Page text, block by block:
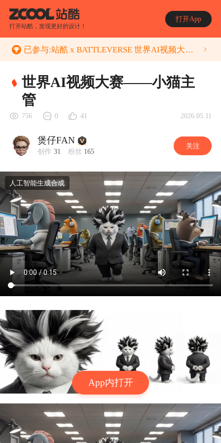
打开站酷，发现更好的设计！
打开App
App内打开
已参与:站酷 x BATTLEVERSE 世界AI视频大赛 Vol.68 复工
世界AI视频大赛——小猫主
管
756 0 41 2026.05.11
煲仔FAN
创作 31 粉丝 165
关注
人工智能生成合成